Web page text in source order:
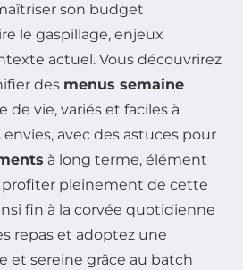
son budget
le gaspillage, enjeux
actuel. Vous découvrirez
des menus semaine
de vie, variés et faciles à
avec des astuces pour
à long terme, élément
pleinement de cette
fin à la corvée quotidienne
repas et adoptez une
et sereine grâce au batch